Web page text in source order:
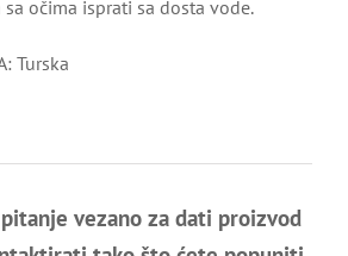
očima isprati sa dosta vode.
Turska
vezano za dati proizvod